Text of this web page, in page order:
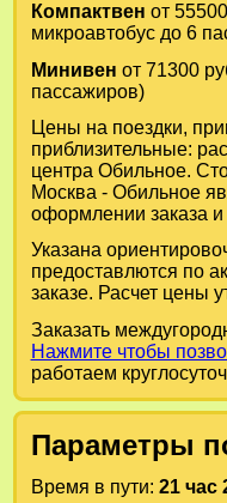
Компактвен от
микроавтобус до 6
Минивен от 71300
пассажиров)
Цены на поездки,
приблизительные:
центра Обильное.
Москва - Обильное
оформлении заказа и
Указана
предоставлются по
заказе. Расчет цены
Заказать
Нажмите чтобы
работаем
Параметры
Время в пути: 21 час